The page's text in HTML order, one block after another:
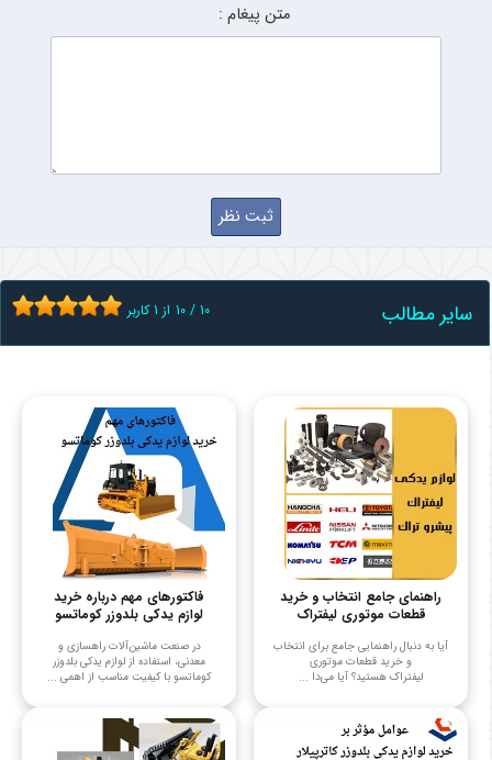
متن پیغام :
سایر مطالب 10 / 10 از 1کاربر
راهنمای جامع انتخاب و خرید
قطعات موتوری لیفتراک
آیا به دنبال راهنمایی جامع برای انتخاب
و خرید قطعات موتوری
لیفتراک هستید؟ آیا می‌دا ...
فاکتورهای مهم درباره خرید
لوازم یدکی بلدوزر کوماتسو
در صنعت ماشین‌آلات راهسازی و
معدنی، استفاده از لوازم یدکی بلدوزر
کوماتسو با کیفیت مناسب از اهمی ...